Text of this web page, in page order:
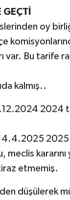
oy
var. Bu tarife
kalmış..
2024
2025
meclis
etmemiş.
düşülerek